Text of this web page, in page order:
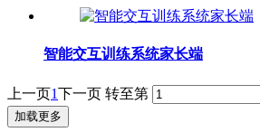
智能交互训练系统家长端
上一页1下一页 转至第
加载更多